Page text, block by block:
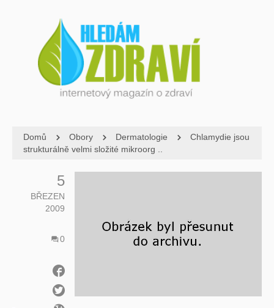
Domů Obory Dermatologie
Chlamydie jsou
strukturálně velmi složité mikroorg ..
5
BŘEZEN
2009
0